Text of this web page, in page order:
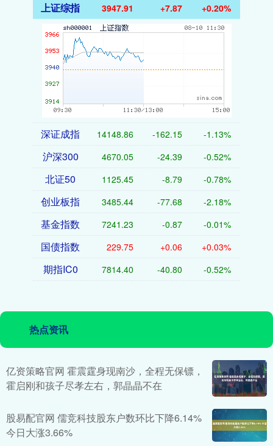
上证综指 3947.91 +7.87 +0.20%
深证成指 14148.86 -162.15 -1.13%
沪深300 4670.05 -24.39 -0.52%
北证50 1125.45 -8.79 -0.78%
创业板指 3485.44 -77.68 -2.18%
基金指数 7241.23 -0.87 -0.01%
国债指数 229.75 +0.06 +0.03%
期指IC0 7814.40 -40.80 -0.52%
热点资讯
亿资策略官网 霍震霆身现南沙，全程无保镖，
霍启刚和孩子尽孝左右，郭晶晶不在
股易配官网 儒竞科技股东户数环比下降6.14%
今日大涨3.66%